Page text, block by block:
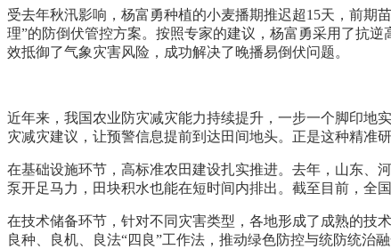
受去年秋汛影响，杨富勇种植的小麦播期推迟超15天，前期
理”的防倒伏管控方案。按照专家的建议，杨富勇采用了抗
效抵御了气象灾害风险，成功解决了晚播易倒伏问题。
近年来，我国农业防灾减灾能力持续提升，一步一个脚印地
灾减灾建议，让预警信息提前到达田间地头。正是这种精准
在基础设施环节，高标准农田建设扎实推进。去年，山东、
泵开足马力，田块积水也能在短时间内排出。截至目前，全
在技术储备环节，针对不同灾害类型，各地形成了成熟的技
良种、良机、良法“四良”工作法，推动绿色防控与统防统治